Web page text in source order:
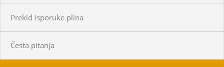
Prekid isporuke plina
Česta pitanja